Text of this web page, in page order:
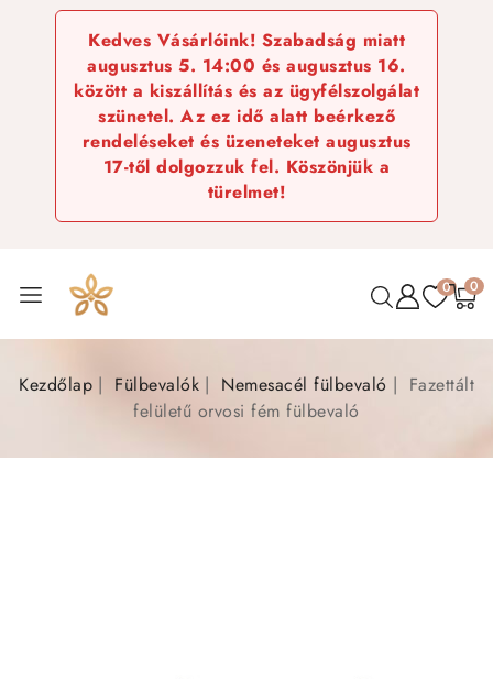
Kedves Vásárlóink! Szabadság miatt
augusztus 5. 14:00 és augusztus 16.
között a kiszállítás és az ügyfélszolgálat
szünetel. Az ez idő alatt beérkező
rendeléseket és üzeneteket augusztus
17-től dolgozzuk fel. Köszönjük a
türelmet!
0 0
Kezdőlap Fülbevalók Nemesacél fülbevaló
Fazettált
felületű orvosi fém fülbevaló